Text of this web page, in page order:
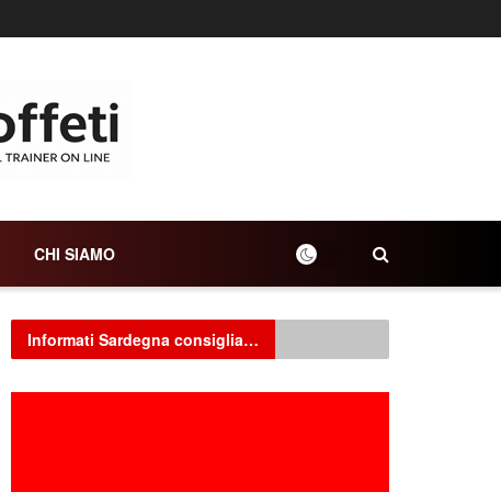
CHI SIAMO
Informati Sardegna consiglia…